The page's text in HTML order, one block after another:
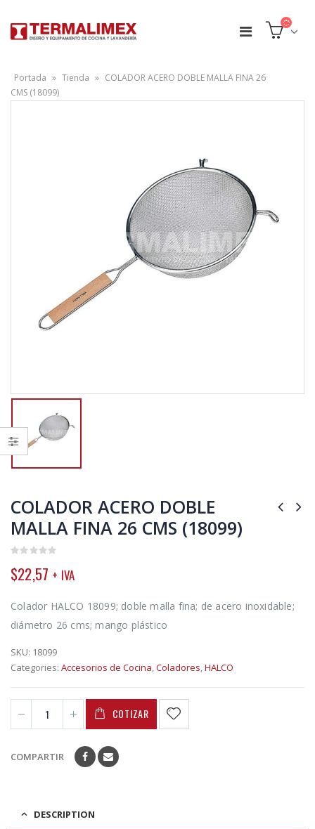
Portada » Tienda » COLADOR ACERO DOBLE MALLA FINA 26
CMS (18099)
COLADOR ACERO DOBLE
MALLA FINA 26 CMS (18099)
out
of
$22,57 + IVA
Colador HALCO 18099; doble malla fina; de acero inoxidable;
diámetro 26 cms; mango plástico
SKU: 18099
Categories: Accesorios de Cocina,Coladores,HALCO
COTIZAR
COMPARTIR
DESCRIPTION